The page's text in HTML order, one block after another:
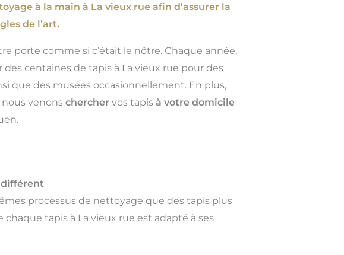
à la main à La vieux rue afin d’assurer la
de l’art.
porte comme si c’était le nôtre. Chaque année,
centaines de tapis à La vieux rue pour des
que des musées occasionnellement. En plus,
nous venons chercher vos tapis à votre domicile
différent
processus de nettoyage que des tapis plus
tapis à La vieux rue est adapté à ses